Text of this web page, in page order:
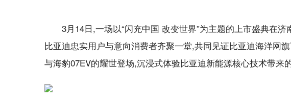
3月14日,一场以“闪充中国 改变世界”为主题的上市盛典在
比亚迪忠实用户与意向消费者齐聚一堂,共同见证比亚迪海洋
与海豹07EV的耀世登场,沉浸式体验比亚迪新能源核心技术带来